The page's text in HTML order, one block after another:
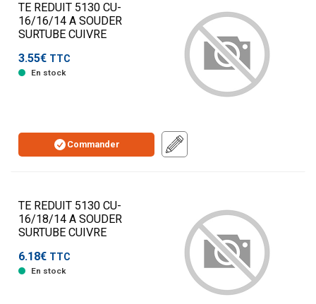
TE REDUIT 5130 CU-
16/16/14 A SOUDER
SURTUBE CUIVRE
3.55€ TTC
En stock
Commander
TE REDUIT 5130 CU-
16/18/14 A SOUDER
SURTUBE CUIVRE
6.18€ TTC
En stock